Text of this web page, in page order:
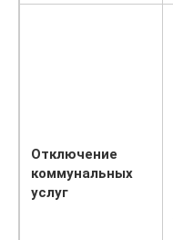
Отключение
коммунальных
услуг